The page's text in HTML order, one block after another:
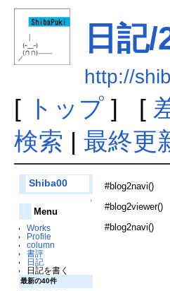
日記
http://
[ トップ] [
検索 | 最終更
Shiba00
↑
Menu
Works
Profile
column
書評
日記
日記を書く
最新の40件
#blog2navi()
#blog2viewer()
#blog2navi()